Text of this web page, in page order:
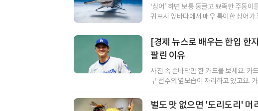
‘상어’ 하면 보통 둥글고 뾰족한 주둥
귀포시 앞바다에서 매우 특이한 상어가
[경제 뉴스로 배우는 한입 한
팔린 이유
사진 속 손바닥만 한 카드를 보세요. 카
구 선수의 옆모습이 자리하고 있고요.
벌도 맛 없으면 '도리도리' 머